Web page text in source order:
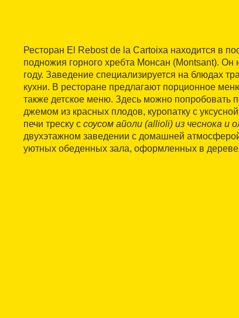
Ресторан El Rebost de la Cartoixa находится в
подножия горного хребта Монсан (Montsant). Он
году. Заведение специализируется на блюдах
кухни. В ресторане предлагают порционное
также детское меню. Здесь можно попробовать
джемом из красных плодов, куропатку с
печи треску с соусом айоли (allioli) из чеснока и
двухэтажном заведении с домашней
уютных обеденных зала, оформленных в